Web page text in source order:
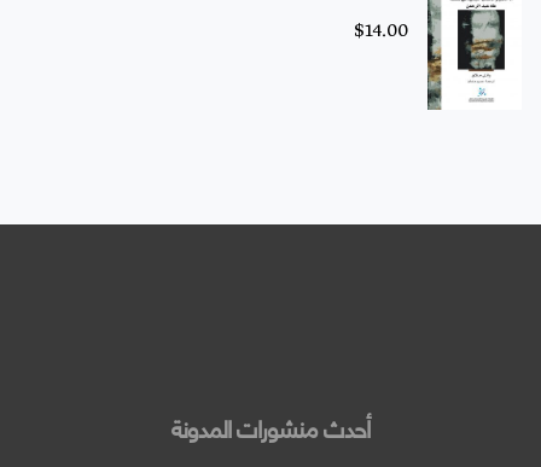
$14.00
أحدث منشورات المدونة